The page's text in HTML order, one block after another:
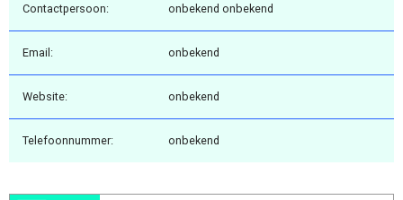
Contactpersoon: onbekend onbekend
Email: onbekend
Website: onbekend
Telefoonnummer: onbekend